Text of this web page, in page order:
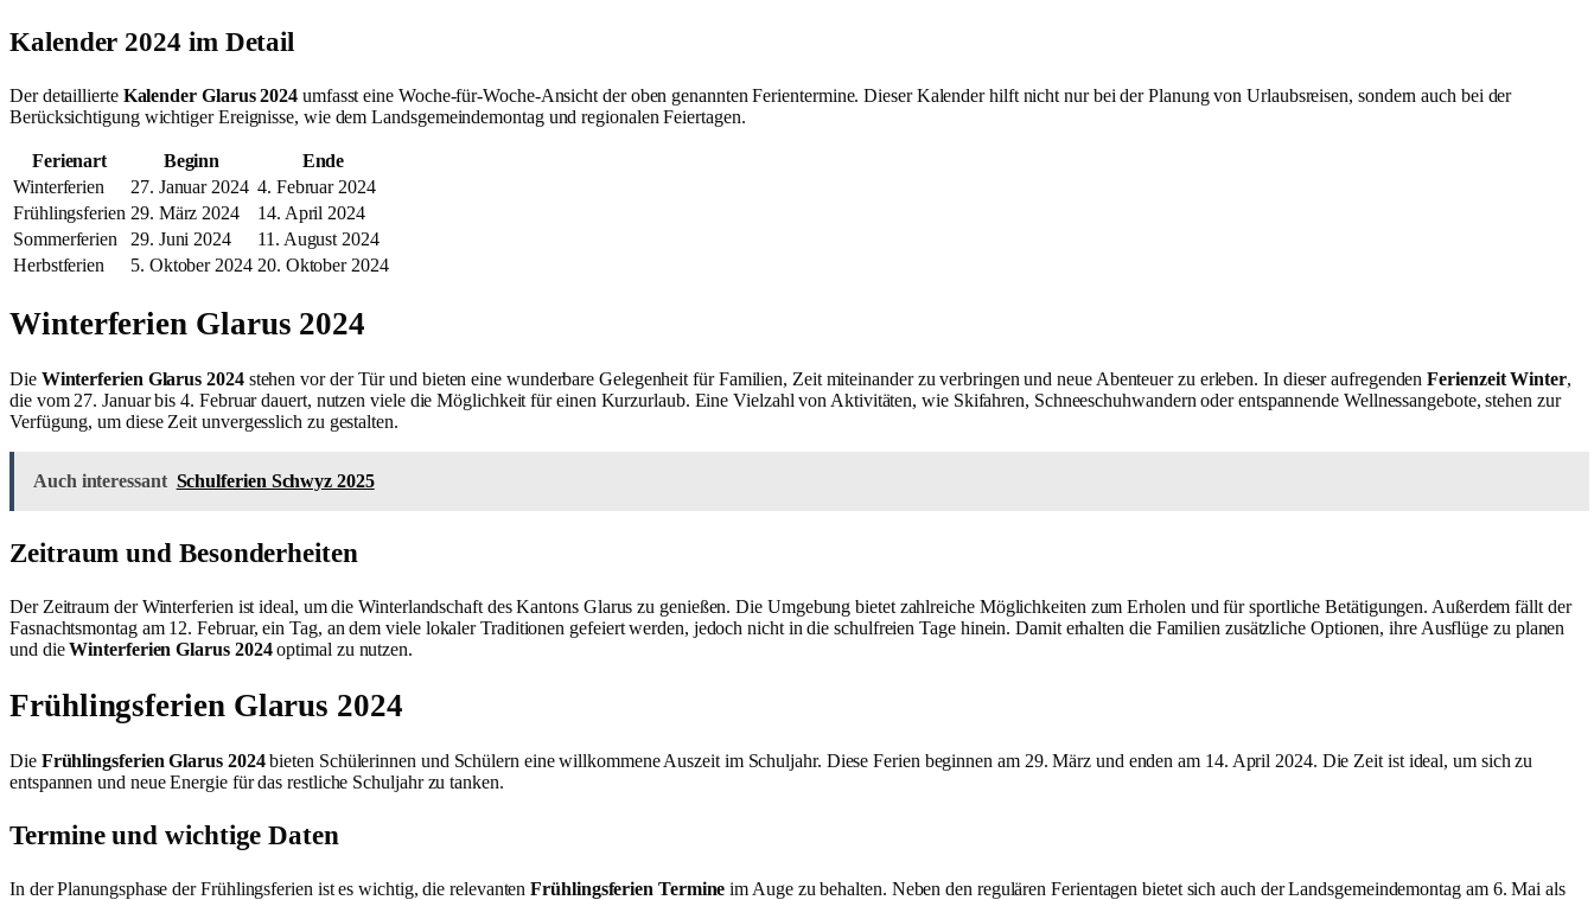
Kalender 2024 im Detail
Der detaillierte Kalender Glarus 2024 umfasst eine Woche-für-Woche-Ansicht der oben genannten Ferientermine. Dieser Kalender hilft nicht nur bei der Planung von Urlaubsreisen, sondern auch bei der
Berücksichtigung wichtiger Ereignisse, wie dem Landsgemeindemontag und regionalen Feiertagen.
Ferienart Beginn
Ende
Winterferien
27. Januar 2024 4. Februar 2024
Frühlingsferien 29. März 2024
14. April 2024
Sommerferien
29. Juni 2024
11. August 2024
Herbstferien
5. Oktober 2024 20. Oktober 2024
Winterferien Glarus 2024
Die Winterferien Glarus 2024stehen vor der Tür und bieten eine wunderbare Gelegenheit für Familien, Zeit miteinander zu verbringen und neue Abenteuer zu erleben. In dieser aufregendenFerienzeit Winter,
die vom 27. Januar bis 4. Februar dauert, nutzen viele die Möglichkeit für einen Kurzurlaub. Eine Vielzahl von Aktivitäten, wie Skifahren, Schneeschuhwandern oder entspannende Wellnessangebote, stehen zur
Verfügung, um diese Zeit unvergesslich zu gestalten.
Auch interessant Schulferien Schwyz 2025
Zeitraum und Besonderheiten
Der Zeitraum der Winterferien ist ideal, um die Winterlandschaft des Kantons Glarus zu genießen. Die Umgebung bietet zahlreiche Möglichkeiten zum Erholen und für sportliche Betätigungen. Außerdem fällt der
Fasnachtsmontag am 12. Februar, ein Tag, an dem viele lokaler Traditionen gefeiert werden, jedoch nicht in die schulfreien Tage hinein. Damit erhalten die Familien zusätzliche Optionen, ihre Ausflüge zu planen
und dieWinterferien Glarus 2024optimal zu nutzen.
Frühlingsferien Glarus 2024
Die Frühlingsferien Glarus 2024bieten Schülerinnen und Schülern eine willkommene Auszeit im Schuljahr. Diese Ferien beginnen am 29. März und enden am 14. April 2024. Die Zeit ist ideal, um sich zu
entspannen und neue Energie für das restliche Schuljahr zu tanken.
Termine und wichtige Daten
In der Planungsphase der Frühlingsferien ist es wichtig, die relevantenFrühlingsferien Termine im Auge zu behalten. Neben den regulären Ferientagen bietet sich auch der Landsgemeindemontag am 6. Mai als